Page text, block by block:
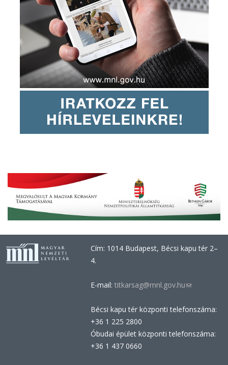
Cím: 1014 Budapest, Bécsi kapu tér 2–
4.
E-mail: titkarsag@mnl.gov.hu(link
e-
Bécsi kapu tér központi telefonszáma:
+36 1 225 2800
Óbudai épület központi telefonszáma:
+36 1 437 0660